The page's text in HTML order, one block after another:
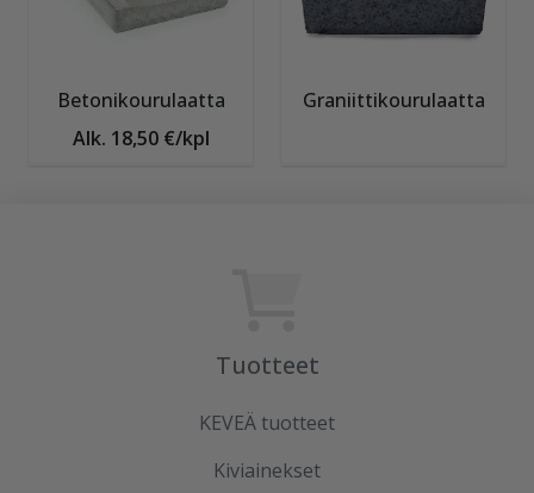
Betonikourulaatta
Alk. 18,50 €/kpl
Graniittikourulaatta
Tuotteet
KEVEÄ tuotteet
Kiviainekset